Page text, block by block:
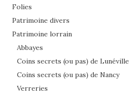
Folies
Patrimoine divers
Patrimoine lorrain
Abbayes
Coins secrets (ou pas) de Lunéville
Coins secrets (ou pas) de Nancy
Verreries